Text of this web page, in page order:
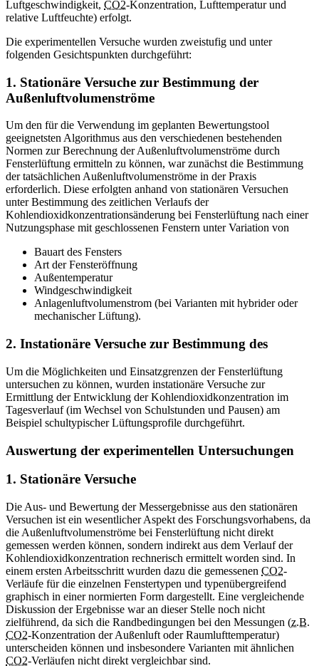
Luftgeschwindigkeit, CO2-Konzentration, Lufttemperatur und
relative Luftfeuchte) erfolgt.
Die experimentellen Versuche wurden zweistufig und unter
folgenden Gesichtspunkten durchgeführt:
1. Stationäre Versuche zur Bestimmung der
Außenluftvolumenströme
Um den für die Verwendung im geplanten Bewertungstool
geeignetsten Algorithmus aus den verschiedenen bestehenden
Normen zur Berechnung der Außenluftvolumenströme durch
Fensterlüftung ermitteln zu können, war zunächst die Bestimmung
der tatsächlichen Außenluftvolumenströme in der Praxis
erforderlich. Diese erfolgten anhand von stationären Versuchen
unter Bestimmung des zeitlichen Verlaufs der
Kohlendioxidkonzentrationsänderung bei Fensterlüftung nach einer
Nutzungsphase mit geschlossenen Fenstern unter Variation von
Bauart des Fensters
Art der Fensteröffnung
Außentemperatur
Windgeschwindigkeit
Anlagenluftvolumenstrom (bei Varianten mit hybrider oder
mechanischer Lüftung).
2. Instationäre Versuche zur Bestimmung des
Um die Möglichkeiten und Einsatzgrenzen der Fensterlüftung
untersuchen zu können, wurden instationäre Versuche zur
Ermittlung der Entwicklung der Kohlendioxidkonzentration im
Tagesverlauf (im Wechsel von Schulstunden und Pausen) am
Beispiel schultypischer Lüftungsprofile durchgeführt.
Auswertung der experimentellen Untersuchungen
1. Stationäre Versuche
Die Aus- und Bewertung der Messergebnisse aus den stationären
Versuchen ist ein wesentlicher Aspekt des Forschungsvorhabens, da
die Außenluftvolumenströme bei Fensterlüftung nicht direkt
gemessen werden können, sondern indirekt aus dem Verlauf der
Kohlendioxidkonzentration rechnerisch ermittelt worden sind. In
einem ersten Arbeitsschritt wurden dazu die gemessenen CO2-
Verläufe für die einzelnen Fenstertypen und typenübergreifend
graphisch in einer normierten Form dargestellt. Eine vergleichende
Diskussion der Ergebnisse war an dieser Stelle noch nicht
zielführend, da sich die Randbedingungen bei den Messungen (z.B.
CO2-Konzentration der Außenluft oder Raumlufttemperatur)
unterscheiden können und insbesondere Varianten mit ähnlichen
CO2-Verläufen nicht direkt vergleichbar sind.